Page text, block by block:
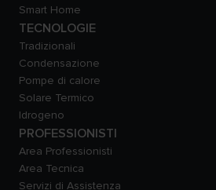
Smart Home
TECNOLOGIE
Tradizionali
Condensazione
Pompe di calore
Solare Termico
Idrogeno
PROFESSIONISTI
Area Professionisti
Area Tecnica
Servizi di Assistenza